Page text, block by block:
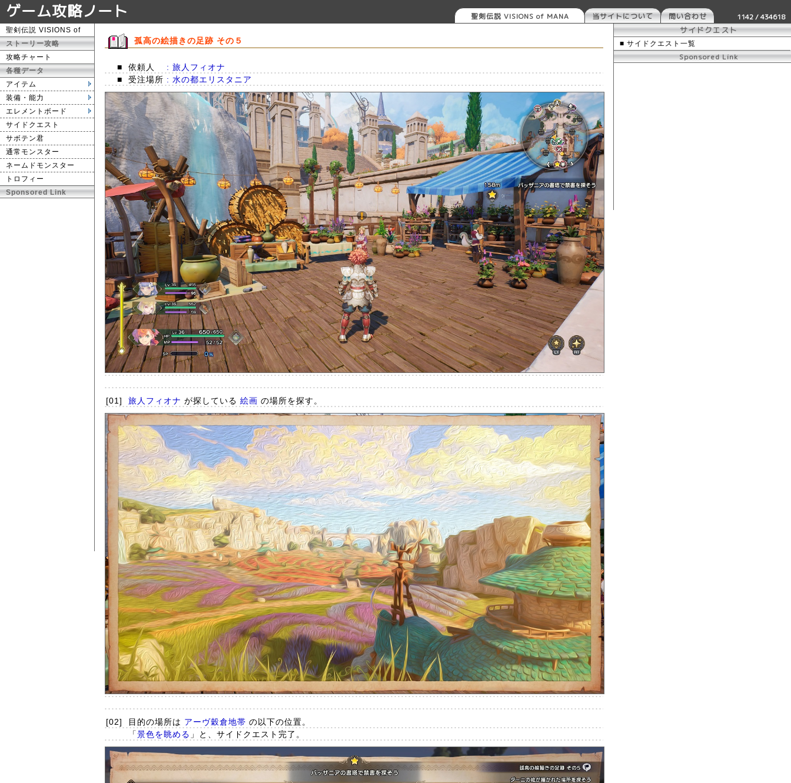
ゲーム攻略ノート 1142 / 434618
聖剣伝説 VISIONS of MANA 当サイトについて 問い合わせ
聖剣伝説 VISIONS of
ストーリー攻略
攻略チャート
各種データ
アイテム
装備・能力
エレメントボード
サイドクエスト
サボテン君
通常モンスター
ネームドモンスター
トロフィー
Sponsored Link
孤高の絵描きの足跡 その５
■ 依頼人
: 旅人フィオナ
■
受注場所 : 水の都エリスタニア
[01] 旅人フィオナ が探している 絵画 の場所を探す。
[02] 目的の場所は アーヴ穀倉地帯 の以下の位置。
「景色を眺める 」と、サイドクエスト完了。
サイドクエスト
■ サイドクエスト一覧
Sponsored Link